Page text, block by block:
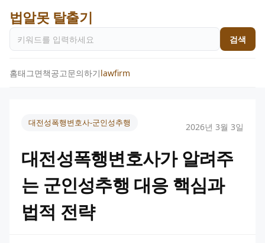
법알못 탈출기
검색
홈태그면책공고문의하기lawfirm
대전성폭행변호사-군인성추행 2026년 3월 3일
대전성폭행변호사가 알려주
는 군인성추행 대응 핵심과
법적 전략